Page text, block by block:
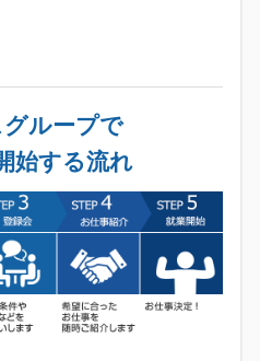
ループで
始する流れ